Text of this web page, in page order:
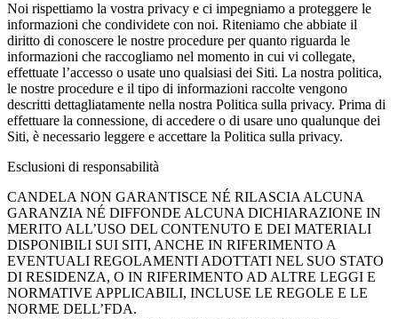
Noi rispettiamo la vostra privacy e ci impegniamo a proteggere le
informazioni che condividete con noi. Riteniamo che abbiate il
diritto di conoscere le nostre procedure per quanto riguarda le
informazioni che raccogliamo nel momento in cui vi collegate,
effettuate l’accesso o usate uno qualsiasi dei Siti. La nostra politica,
le nostre procedure e il tipo di informazioni raccolte vengono
descritti dettagliatamente nella nostra Politica sulla privacy. Prima di
effettuare la connessione, di accedere o di usare uno qualunque dei
Siti, è necessario leggere e accettare la Politica sulla privacy.
Esclusioni di responsabilità
CANDELA NON GARANTISCE NÉ RILASCIA ALCUNA
GARANZIA NÉ DIFFONDE ALCUNA DICHIARAZIONE IN
MERITO ALL’USO DEL CONTENUTO E DEI MATERIALI
DISPONIBILI SUI SITI, ANCHE IN RIFERIMENTO A
EVENTUALI REGOLAMENTI ADOTTATI NEL SUO STATO
DI RESIDENZA, O IN RIFERIMENTO AD ALTRE LEGGI E
NORMATIVE APPLICABILI, INCLUSE LE REGOLE E LE
NORME DELL’FDA.